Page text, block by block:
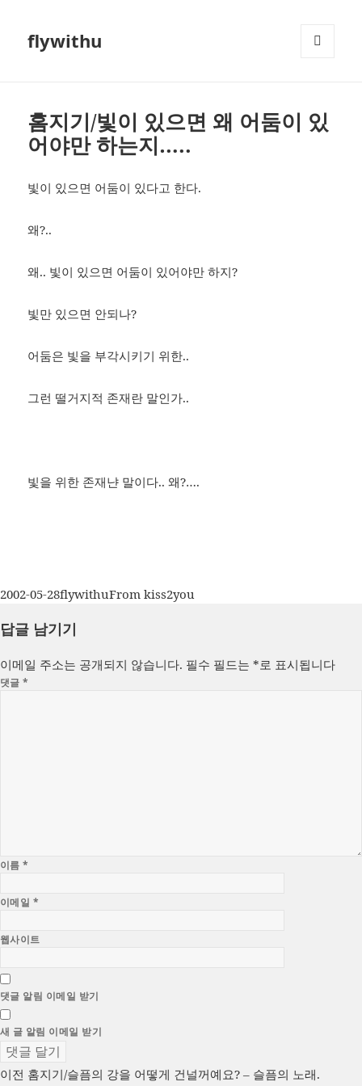
flywithu
홈지기/빛이 있으면 왜 어둠이 있
어야만 하는지…..
빛이 있으면 어둠이 있다고 한다.
왜?..
왜.. 빛이 있으면 어둠이 있어야만 하지?
빛만 있으면 안되나?
어둠은 빛을 부각시키기 위한..
그런 떨거지적 존재란 말인가..
빛을 위한 존재냔 말이다.. 왜?….
작
일
2002-05-28글
이
flywithu카
From kiss2you
답글 남기기
이메일 주소는 공개되지 않습니다. 필수 필드는 *로 표시됩니다
댓글*
이름*
이메일 *
웹사이트
댓글 알림 이메일 받기
새 글 알림 이메일 받기
글
이전 이
홈지기/슬픔의 강을 어떻게 건널꺼예요? – 슬픔의 노래.